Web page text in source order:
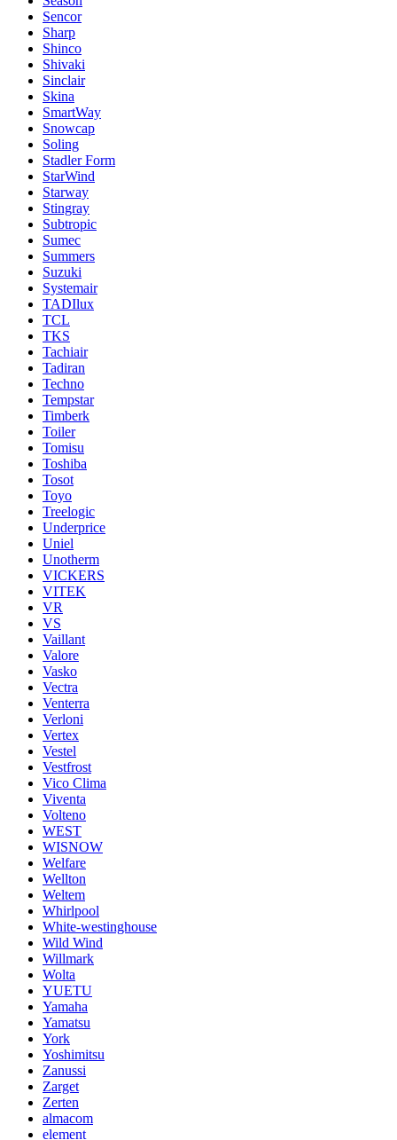
Sencor
Sharp
Shinco
Shivaki
Sinclair
Skina
SmartWay
Snowcap
Soling
Stadler Form
StarWind
Starway
Stingray
Subtropic
Sumec
Summers
Suzuki
Systemair
TADIlux
TCL
TKS
Tachiair
Tadiran
Techno
Tempstar
Timberk
Toiler
Tomisu
Toshiba
Tosot
Toyo
Treelogic
Underprice
Uniel
Unotherm
VICKERS
VITEK
VR
VS
Vaillant
Valore
Vasko
Vectra
Venterra
Verloni
Vertex
Vestel
Vestfrost
Vico Clima
Viventa
Volteno
WEST
WISNOW
Welfare
Wellton
Weltem
Whirlpool
White-westinghouse
Wild Wind
Willmark
Wolta
YUETU
Yamaha
Yamatsu
York
Yoshimitsu
Zanussi
Zarget
Zerten
almacom
element